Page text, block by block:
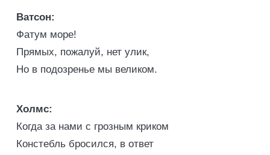
Ватсон:
Фатум море!
Прямых, пожалуй, нет улик,
Но в подозренье мы великом.
Холмс:
Когда за нами с грозным криком
Констебль бросился, в ответ